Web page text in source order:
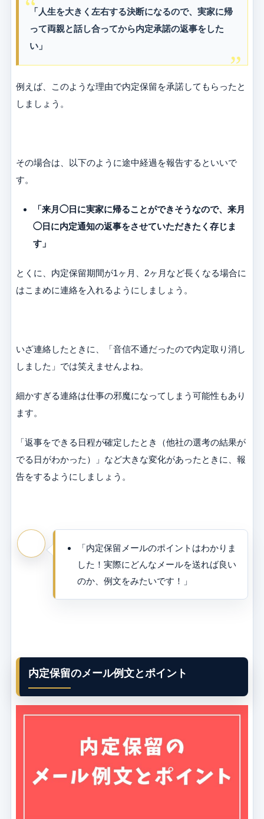
「人生を大きく左右する決断になるので、実家に帰
って両親と話し合ってから内定承諾の返事をした
い」
例えば、このような理由で内定保留を承諾してもらったと
しましょう。
その場合は、以下のように途中経過を報告するといいで
す。
「来月◯日に実家に帰ることができそうなので、来月
◯日に内定通知の返事をさせていただきたく存じま
す」
とくに、内定保留期間が1ヶ月、2ヶ月など長くなる場合に
はこまめに連絡を入れるようにしましょう。
いざ連絡したときに、「音信不通だったので内定取り消し
しました」では笑えませんよね。
細かすぎる連絡は仕事の邪魔になってしまう可能性もあり
ます。
「返事をできる日程が確定したとき（他社の選考の結果が
でる日がわかった）」など大きな変化があったときに、報
告をするようにしましょう。
「内定保留メールのポイントはわかりま
した！実際にどんなメールを送れば良い
のか、例文をみたいです！」
内定保留のメール例文とポイント